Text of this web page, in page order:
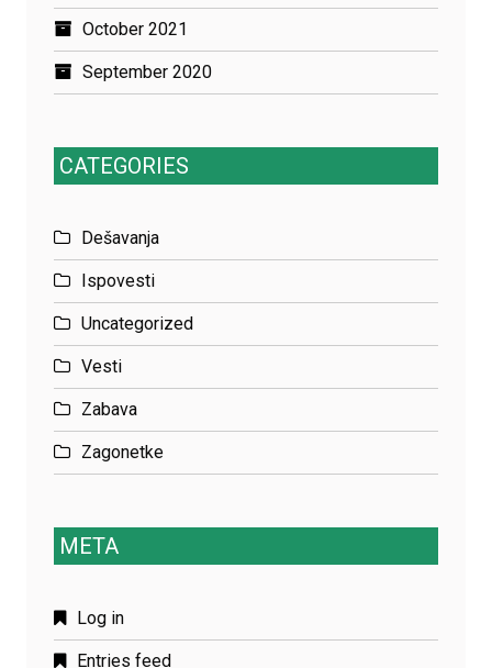
October 2021
September 2020
CATEGORIES
Dešavanja
Ispovesti
Uncategorized
Vesti
Zabava
Zagonetke
META
Log in
Entries feed